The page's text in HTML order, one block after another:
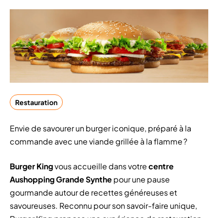
Restauration
Envie de savourer un burger iconique, préparé à la
commande avec une viande grillée à la flamme ?
Burger Kingvous accueille dans votrecentre
Aushopping Grande Synthepour une pause
gourmande autour de recettes généreuses et
savoureuses. Reconnu pour son savoir-faire unique,